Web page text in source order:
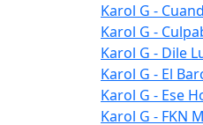
Karol G -
Karol G -
Karol G - Dile
Karol G - El
Karol G - Ese
Karol G - FKN